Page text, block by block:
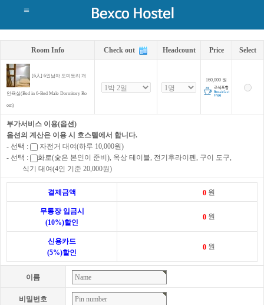
Room Info Check out Headcount Price Select
[6人] 6인남자 도미토리 개
인욕실(Bed in 6-Bed Male Dormitory Ro
om)
160,000 원
부가서비스 이용(옵션)
옵션의 계산은 이용 시 호스텔에서 합니다.
- 선택 :
자전거 대여(하루 10,000원)
- 선택 :
화로(숯은 본인이 준비), 옥상 테이블, 전기후라이펜, 구이 도구,
식기 대여(4인 기준 20,000원)
결제금액 원
무통장 입금시
(10%)할인
원
신용카드
(5%)할인
원
이름
비밀번호